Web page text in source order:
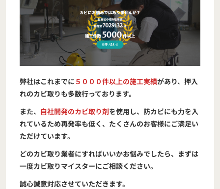
弊社はこれまでに ５０００件以上の施工実績があり、押入
れのカビ取りも多数行っております。
また、 自社開発のカビ取り剤を使用し、防カビにも力を入
れているため再発率も低く、たくさんのお客様にご満足い
ただけています。
どのカビ取り業者にすればいいかお悩みでしたら、まずは
一度カビ取りマイスターにご相談ください。
誠心誠意対応させていただきます。